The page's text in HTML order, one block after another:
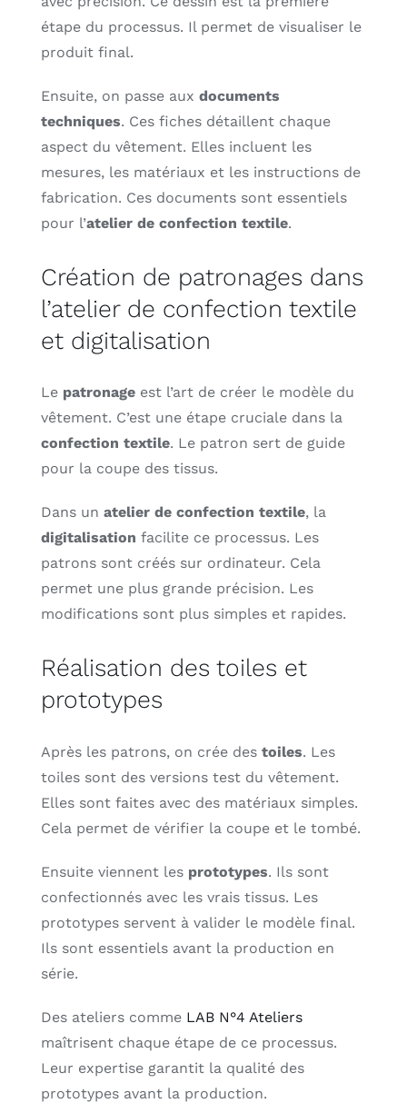
étape du processus. Il permet de visualiser le
produit final.
Ensuite, on passe aux documents
techniques. Ces fiches détaillent chaque
aspect du vêtement. Elles incluent les
mesures, les matériaux et les instructions de
fabrication. Ces documents sont essentiels
pour l’atelier de confection textile.
Création de patronages dans
l’atelier de confection textile
et digitalisation
Le patronageest l’art de créer le modèle du
vêtement. C’est une étape cruciale dans la
confection textile. Le patron sert de guide
pour la coupe des tissus.
Dans un atelier de confection textile, la
digitalisation facilite ce processus. Les
patrons sont créés sur ordinateur. Cela
permet une plus grande précision. Les
modifications sont plus simples et rapides.
Réalisation des toiles et
prototypes
Après les patrons, on crée des toiles. Les
toiles sont des versions test du vêtement.
Elles sont faites avec des matériaux simples.
Cela permet de vérifier la coupe et le tombé.
Ensuite viennent les prototypes. Ils sont
confectionnés avec les vrais tissus. Les
prototypes servent à valider le modèle final.
Ils sont essentiels avant la production en
série.
Des ateliers comme LAB N°4 Ateliers
maîtrisent chaque étape de ce processus.
Leur expertise garantit la qualité des
prototypes avant la production.